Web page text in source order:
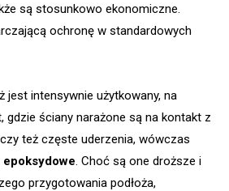
są stosunkowo ekonomiczne.
ochronę w standardowych
jest intensywnie użytkowany, na
gdzie ściany narażone są na kontakt z
też częste uderzenia, wówczas
. Choć są one droższe i
przygotowania podłoża,